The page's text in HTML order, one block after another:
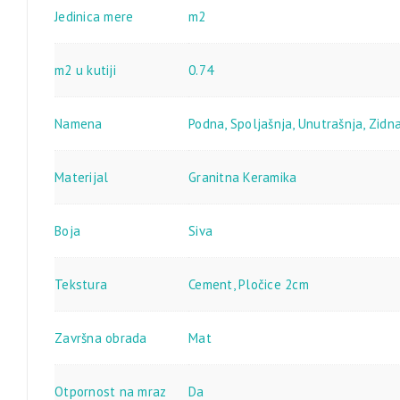
Jedinica mere m2
m2 u kutiji 0.74
Namena Podna, Spoljašnja, Unutrašnja,
Materijal Granitna Keramika
Boja Siva
Tekstura Cement,Pločice 2cm
Završna obrada Mat
Otpornost na mraz Da